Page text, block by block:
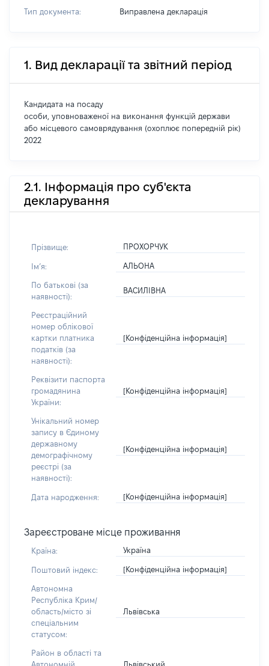
Тип документа: Виправлена декларація
1. Вид декларації та звітний період
Кандидата на посаду
особи, уповноваженої на виконання функцій держави
або місцевого самоврядування (охоплює попередній рік)
2022
2.1. Інформація про суб'єкта
декларування
Прізвище: ПРОХОРЧУК
Імʼя: АЛЬОНА
По батькові (за
наявності):
ВАСИЛІВНА
Реєстраційний
номер облікової
картки платника
податків (за
наявності):
[Конфіденційна інформація]
Реквізити паспорта
громадянина
України:
[Конфіденційна інформація]
Унікальний номер
запису в Єдиному
державному
демографічному
реєстрі (за
наявності):
[Конфіденційна інформація]
Дата народження: [Конфіденційна інформація]
Зареєстроване місце проживання
Країна: Україна
Поштовий індекс: [Конфіденційна інформація]
Автономна
Республіка Крим/
область/місто зі
спеціальним
статусом:
Львівська
Район в області та
Автономній
Львівський